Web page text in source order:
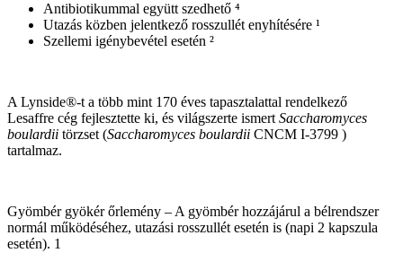
Antibiotikummal együtt szedhető ⁴
Utazás közben jelentkező rosszullét enyhítésére ¹
Szellemi igénybevétel esetén ²
A Lynside®-t a több mint 170 éves tapasztalattal rendelkező
Lesaffre cég fejlesztette ki, és világszerte ismert Saccharomyces
boulardii törzset (Saccharomyces boulardii CNCM I-3799 )
tartalmaz.
Gyömbér gyökér őrlemény – A gyömbér hozzájárul a bélrendszer
normál működéséhez, utazási rosszullét esetén is (napi 2 kapszula
esetén). 1